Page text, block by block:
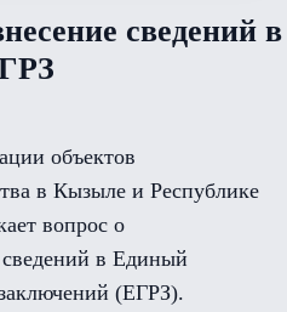
сведений в
объектов
в Кызыле и Республике
вопрос о
сведений в Единый
(ЕГРЗ).